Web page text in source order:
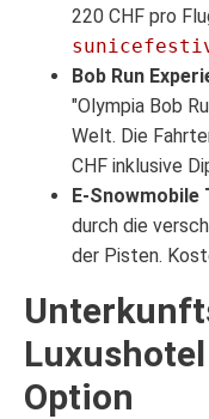
220 CHF pro
Bob Run
"Olympia Bob
Welt. Die
CHF inklusive
E-Snowmobile
durch die
der Pisten.
Option